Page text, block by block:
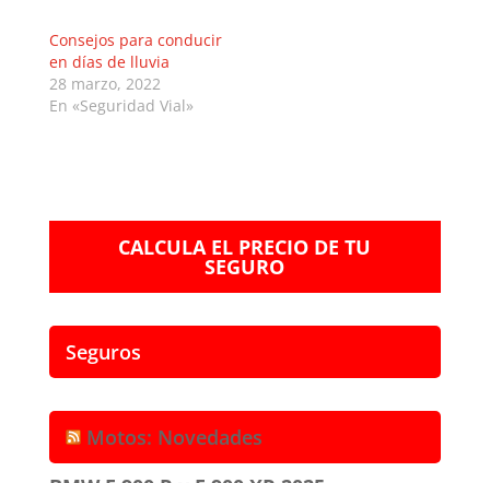
Consejos para conducir
en días de lluvia
28 marzo, 2022
En «Seguridad Vial»
CALCULA EL PRECIO DE TU
SEGURO
Seguros
Motos: Novedades